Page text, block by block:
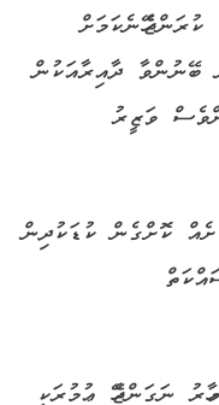
ބޭނުންވާ ދާއިރާއަކުން
ވަޒީރު
ކޮށްގެން ކުޑަކުދިން
ނަގަންޖެހޭ ޢުމުރަކީ